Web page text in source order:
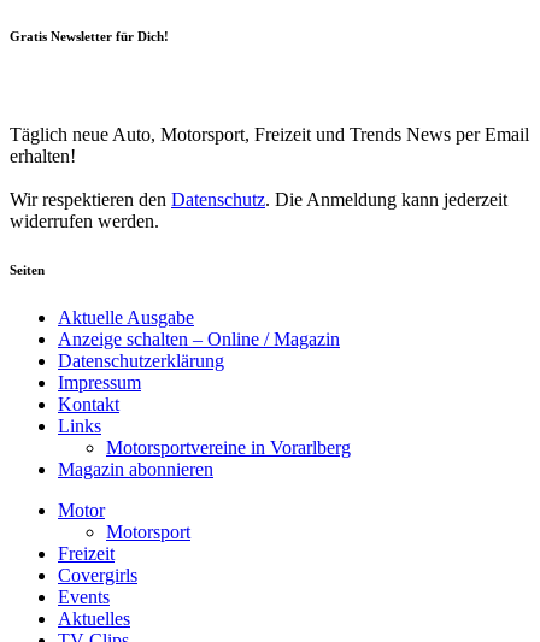
Gratis Newsletter für Dich!
Täglich neue Auto, Motorsport, Freizeit und Trends News per Email
erhalten!
Wir respektieren den Datenschutz. Die Anmeldung kann jederzeit
widerrufen werden.
Seiten
Aktuelle Ausgabe
Anzeige schalten – Online / Magazin
Datenschutzerklärung
Impressum
Kontakt
Links
Motorsportvereine in Vorarlberg
Magazin abonnieren
Motor
Motorsport
Freizeit
Covergirls
Events
Aktuelles